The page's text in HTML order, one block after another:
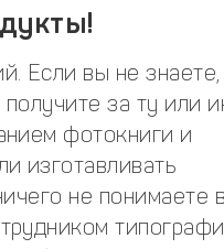
Если вы не знаете,
за ту или
фотокниги и
изготавливать
не понимаете в